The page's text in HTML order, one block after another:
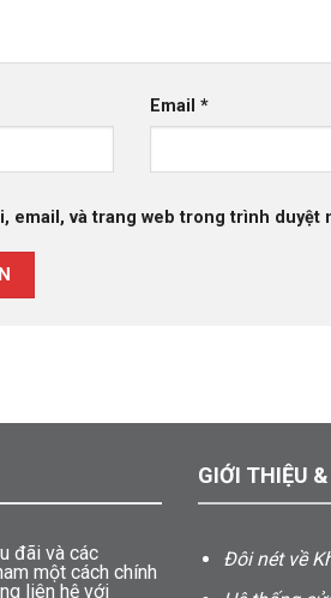
Email *
email, và trang web trong trình duyệt
đãi và các
một cách chính
liên hệ với
GIỚI THIỆU
Đôi nét về